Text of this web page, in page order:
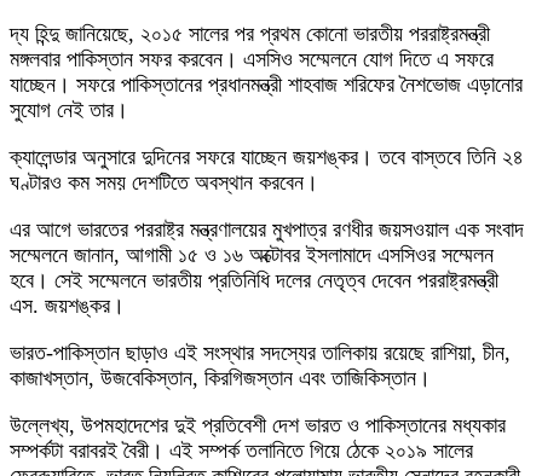
দ্য হিন্দু জানিয়েছে, ২০১৫ সালের পর প্রথম কোনো ভারতীয় পররাষ্ট্রমন্ত্রী
মঙ্গলবার পাকিস্তান সফর করবেন। এসসিও সম্মেলনে যোগ দিতে এ সফরে
যাচ্ছেন। সফরে পাকিস্তানের প্রধানমন্ত্রী শাহবাজ শরিফের নৈশভোজ এড়ানোর
সুযোগ নেই তার।
ক্যালেন্ডার অনুসারে দুদিনের সফরে যাচ্ছেন জয়শঙ্কর। তবে বাস্তবে তিনি ২৪
ঘণ্টারও কম সময় দেশটিতে অবস্থান করবেন।
এর আগে ভারতের পররাষ্ট্র মন্ত্রণালয়ের মুখপাত্র রণধীর জয়সওয়াল এক সংবাদ
সম্মেলনে জানান, আগামী ১৫ ও ১৬ অক্টোবর ইসলামাদে এসসিওর সম্মেলন
হবে। সেই সম্মেলনে ভারতীয় প্রতিনিধি দলের নেতৃত্ব দেবেন পররাষ্ট্রমন্ত্রী
এস. জয়শঙ্কর।
ভারত-পাকিস্তান ছাড়াও এই সংস্থার সদস্যের তালিকায় রয়েছে রাশিয়া, চীন,
কাজাখস্তান, উজবেকিস্তান, কিরগিজস্তান এবং তাজিকিস্তান।
উল্লেখ্য, উপমহাদেশের দুই প্রতিবেশী দেশ ভারত ও পাকিস্তানের মধ্যকার
সম্পর্কটা বরাবরই বৈরী। এই সম্পর্ক তলানিতে গিয়ে ঠেকে ২০১৯ সালের